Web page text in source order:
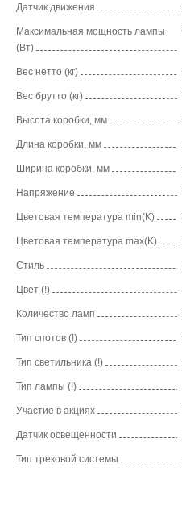
Датчик движения
Максимальная мощность лампы
(Вт)
Вес нетто (кг)
Вес брутто (кг)
Высота коробки, мм
Длина коробки, мм
Ширина коробки, мм
Напряжение
Цветовая температура min(K)
Цветовая температура max(K)
Стиль
Цвет (!)
Количество ламп
Тип спотов (!)
Тип светильника (!)
Тип лампы (!)
Участие в акциях
Датчик освещенности
Тип трековой системы